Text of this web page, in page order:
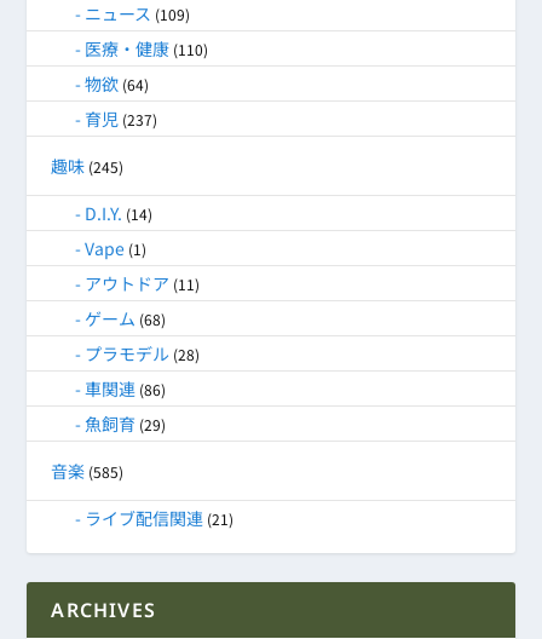
ニュース (109)
医療・健康 (110)
物欲 (64)
育児 (237)
趣味 (245)
D.I.Y. (14)
Vape (1)
アウトドア (11)
ゲーム (68)
プラモデル (28)
車関連 (86)
魚飼育 (29)
音楽 (585)
ライブ配信関連 (21)
ARCHIVES